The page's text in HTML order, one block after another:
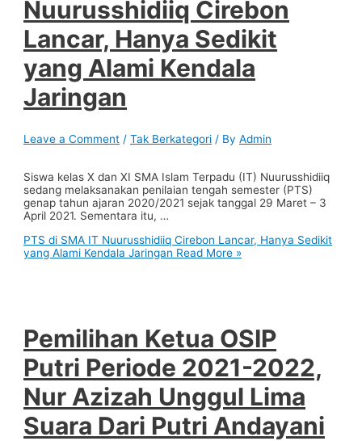
Nuurusshidiiq Cirebon
Lancar, Hanya Sedikit
yang Alami Kendala
Jaringan
Leave a Comment /Tak Berkategori / ByAdmin
Siswa kelas X dan XI SMA Islam Terpadu (IT) Nuurusshidiiq
sedang melaksanakan penilaian tengah semester (PTS)
genap tahun ajaran 2020/2021 sejak tanggal 29 Maret – 3
April 2021. Sementara itu, …
PTS di SMA IT Nuurusshidiiq Cirebon Lancar, Hanya Sedikit
yang Alami Kendala Jaringan Read More »
Pemilihan Ketua OSIP
Putri Periode 2021-2022,
Nur Azizah Unggul Lima
Suara Dari Putri Andayani